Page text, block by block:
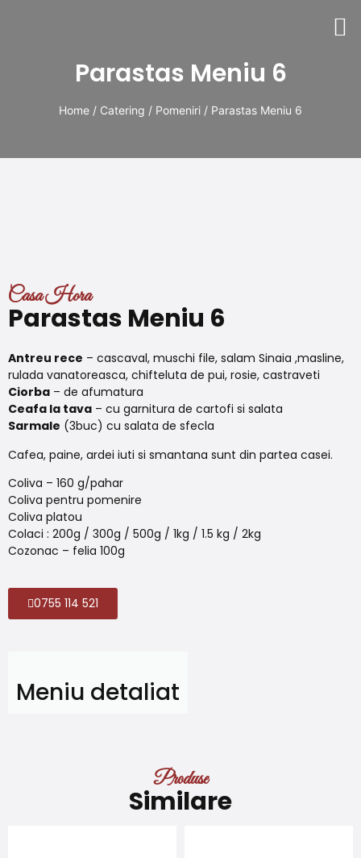
Parastas Meniu 6
Home / Catering / Pomeniri / Parastas Meniu 6
Casa Hora
Parastas Meniu 6
Antreu rece – cascaval, muschi file, salam Sinaia ,masline,
rulada vanatoreasca, chifteluta de pui, rosie, castraveti
Ciorba – de afumatura
Ceafa la tava – cu garnitura de cartofi si salata
Sarmale (3buc) cu salata de sfecla
Cafea, paine, ardei iuti si smantana sunt din partea casei.
Coliva – 160 g/pahar
Coliva pentru pomenire
Coliva platou
Colaci : 200g / 300g / 500g / 1kg / 1.5 kg / 2kg
Cozonac – felia 100g
0755 114 521
Meniu detaliat
Produse
Similare